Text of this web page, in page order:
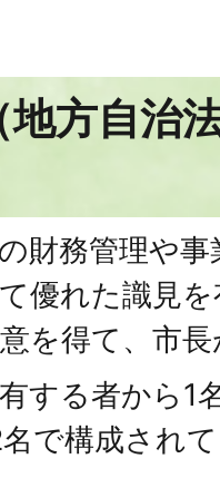
地方自治
財務管理や
優れた識見
を得て、市
する者から1
で構成され